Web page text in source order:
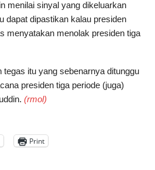
menilai sinyal yang dikeluarkan
dapat dipastikan kalau presiden
menyatakan menolak presiden tiga
tegas itu yang sebenarnya ditunggu
presiden tiga periode (juga)
(rmol)
Print